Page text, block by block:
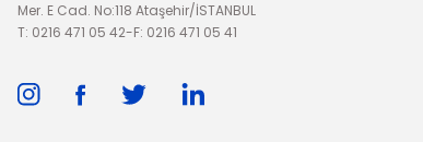
Mer. E Cad. No:118 Ataşehir/İSTANBUL
T: 0216 471 05 42-F: 0216 471 05 41